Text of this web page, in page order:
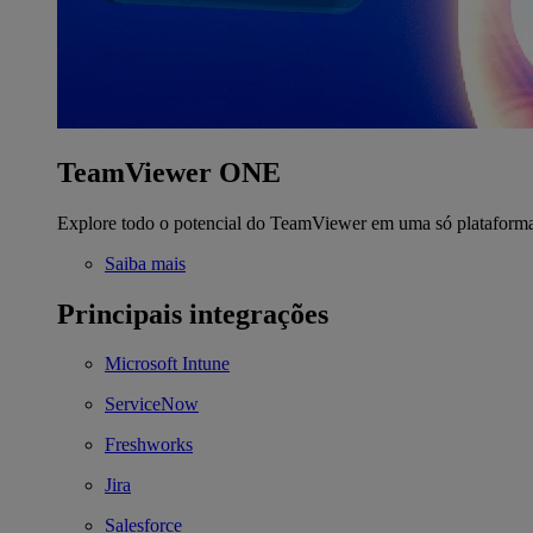
TeamViewer ONE
Explore todo o potencial do TeamViewer em uma só
Saiba mais
Principais integrações
Microsoft Intune
ServiceNow
Freshworks
Jira
Salesforce